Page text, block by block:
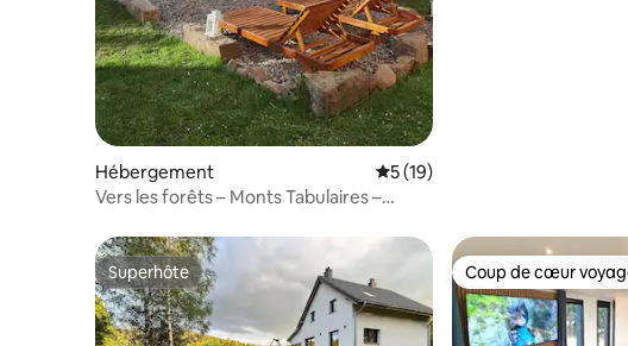
Hébergement Évaluation moyenne sur la
5 (19)
Vers les forêts – Monts Tabulaires –
Superhôte
Superhôte Coup de cœur
Coup de cœur